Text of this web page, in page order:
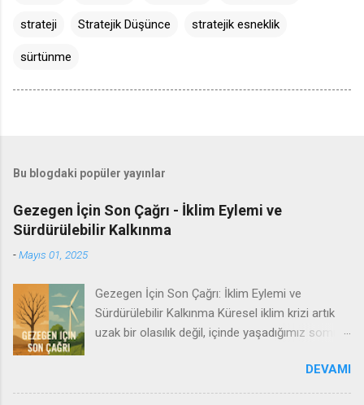
strateji Stratejik Düşünce stratejik esneklik
sürtünme
Bu blogdaki popüler yayınlar
Gezegen İçin Son Çağrı - İklim Eylemi ve
Sürdürülebilir Kalkınma
-Mayıs 01, 2025
Gezegen İçin Son Çağrı: İklim Eylemi ve
Sürdürülebilir Kalkınma Küresel iklim krizi artık
uzak bir olasılık değil, içinde yaşadığımız somut
şiddetli hava olayları ve ekosistem çöküşleri
insanlığa acil bir mesaj vermektedir: Zaman
DEVAMI